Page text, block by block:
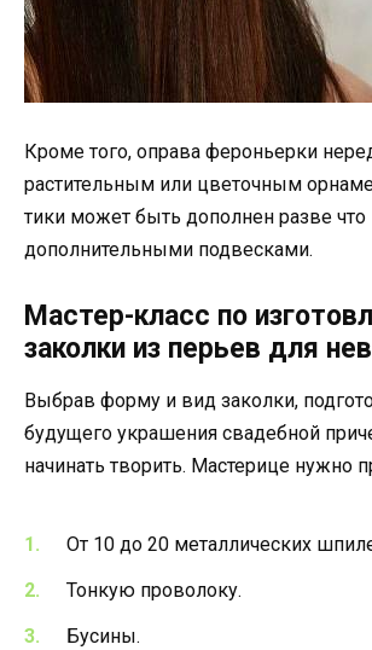
Кроме того, оправа фероньерки
растительным или цветочным
тики может быть дополнен разве что
дополнительными подвесками.
Мастер-класс по
заколки из перьев для
Выбрав форму и вид заколки,
будущего украшения свадебной
начинать творить. Мастерице нужно
От 10 до 20 металлических
Тонкую проволоку.
Бусины.